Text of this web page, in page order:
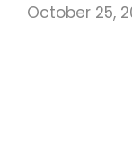
October 25,